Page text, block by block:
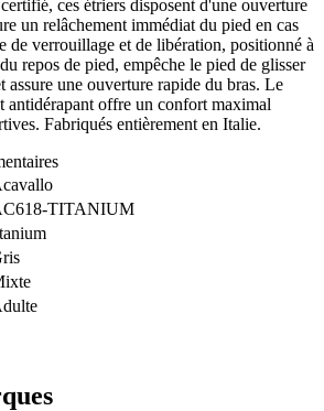
ces étriers disposent d'une ouverture
un relâchement immédiat du pied en cas
de verrouillage et de libération, positionné à
repos de pied, empêche le pied de glisser
assure une ouverture rapide du bras. Le
antidérapant offre un confort maximal
Fabriqués entièrement en Italie.
TITANIUM